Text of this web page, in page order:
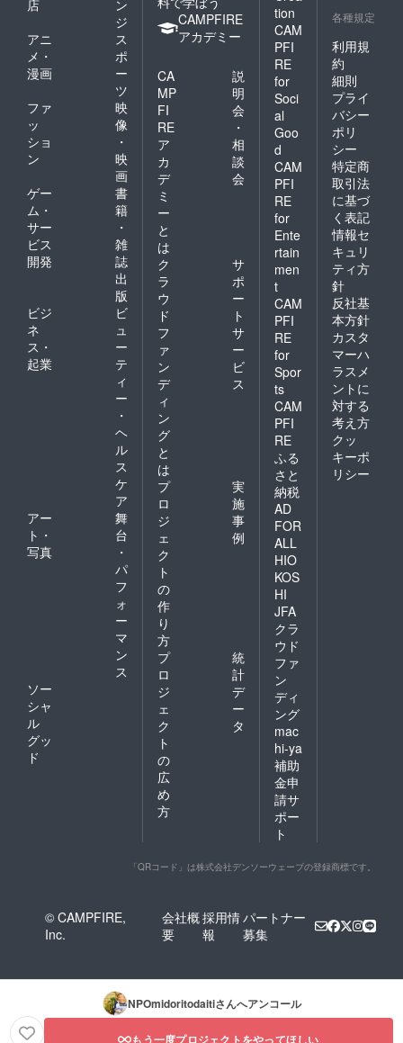
店
ン
ジ
アニ
メ・
漫画
ス
ポ
ー
ツ
ファ
ッ
ショ
ン
映
像
・
映
画
ゲー
ム・
サー
ビス
開発
書
籍
・
雑
誌
出
版
ビジ
ネ
ス・
起業
ビ
ュ
ー
テ
ィ
ー
・
ヘ
ル
ス
ケ
ア
アー
ト・
写真
舞
台
・
パ
フ
ォ
ー
マ
ン
ス
ソー
シャ
ル
グッ
ド
CAMPFIRE
アカデミー
CA
MP
FI
RE
ア
カ
デ
ミ
ー
と
は
説
明
会
・
相
談
会
ク
ラ
ウ
ド
フ
ァ
ン
デ
ィ
ン
グ
と
は
サ
ポ
ー
ト
サ
ー
ビ
ス
プ
ロ
ジ
ェ
ク
ト
の
作
り
方
実
施
事
例
プ
ロ
ジ
ェ
ク
ト
の
広
め
方
統
計
デ
ー
タ
tion
CAM
PFI
RE
for
Soci
al
Goo
d
CAM
PFI
RE
for
Ente
rtain
men
t
CAM
PFI
RE
for
Spor
ts
CAM
PFI
RE
ふる
さと
納税
AD
FOR
ALL
HIO
KOS
HI
JFA
クラ
ウド
ファ
ン
ディ
ング
mac
hi-ya
補助
金申
請サ
ポー
ト
各種規定
利用規
約
細則
プライ
バシー
ポリ
シー
特定商
取引法
に基づ
く表記
情報セ
キュリ
ティ方
針
反社基
本方針
カスタ
マーハ
ラスメ
ントに
対する
考え方
クッ
キーポ
リシー
「QRコード」は株式会社デンソーウェーブの登録商標です。
© CAMPFIRE,
Inc.
会社概
要
採用情
報
パートナー
募集
NPOmidoritodaitiさんへアンコール
もう一度プロジェクトをやってほしい